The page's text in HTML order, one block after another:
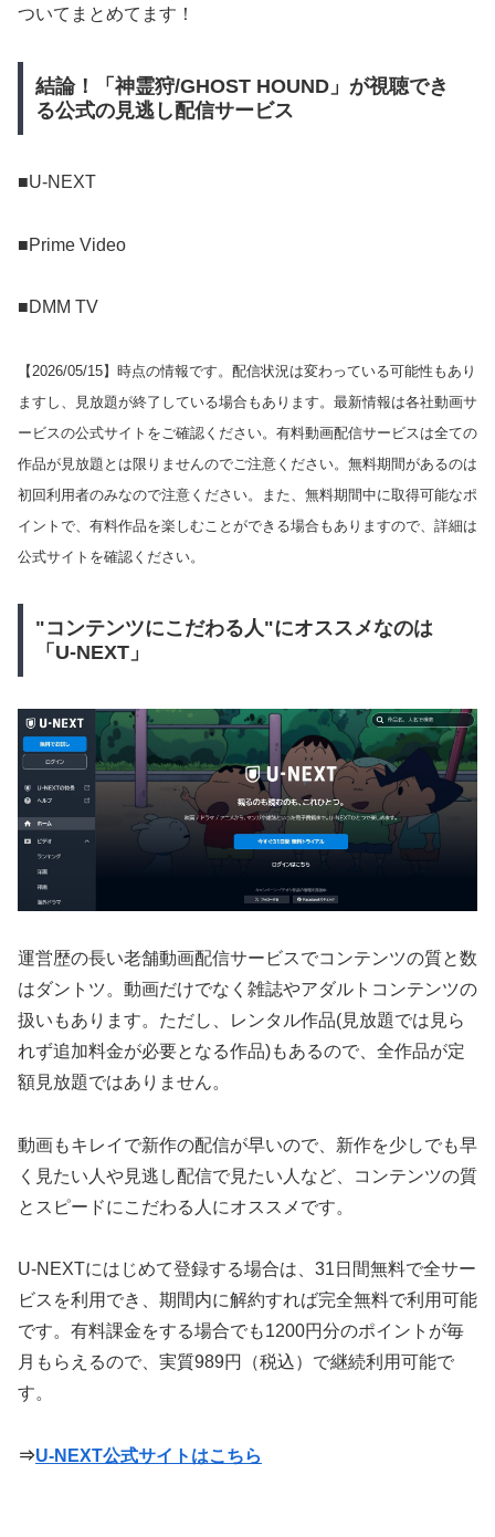
ついてまとめてます！
結論！「神霊狩/GHOST HOUND」が視聴でき
る公式の見逃し配信サービス
■U-NEXT
■Prime Video
■DMM TV
【2026/05/15】時点の情報です。配信状況は変わっている可能性もあり
ますし、見放題が終了している場合もあります。最新情報は各社動画サ
ービスの公式サイトをご確認ください。有料動画配信サービスは全ての
作品が見放題とは限りませんのでご注意ください。無料期間があるのは
初回利用者のみなので注意ください。また、無料期間中に取得可能なポ
イントで、有料作品を楽しむことができる場合もありますので、詳細は
公式サイトを確認ください。
"コンテンツにこだわる人"にオススメなのは
「U-NEXT」
運営歴の長い老舗動画配信サービスでコンテンツの質と数
はダントツ。動画だけでなく雑誌やアダルトコンテンツの
扱いもあります。ただし、レンタル作品(見放題では見ら
れず追加料金が必要となる作品)もあるので、全作品が定
額見放題ではありません。
動画もキレイで新作の配信が早いので、新作を少しでも早
く見たい人や見逃し配信で見たい人など、コンテンツの質
とスピードにこだわる人にオススメです。
U-NEXTにはじめて登録する場合は、31日間無料で全サー
ビスを利用でき、期間内に解約すれば完全無料で利用可能
です。有料課金をする場合でも1200円分のポイントが毎
月もらえるので、実質989円（税込）で継続利用可能で
す。
⇒U-NEXT公式サイトはこちら